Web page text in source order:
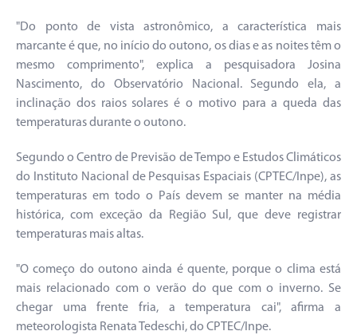
"Do ponto de vista astronômico, a característica mais
marcante é que, no início do outono, os dias e as noites têm o
mesmo comprimento", explica a pesquisadora Josina
Nascimento, do Observatório Nacional. Segundo ela, a
inclinação dos raios solares é o motivo para a queda das
temperaturas durante o outono.
Segundo o Centro de Previsão de Tempo e Estudos Climáticos
do Instituto Nacional de Pesquisas Espaciais (CPTEC/Inpe), as
temperaturas em todo o País devem se manter na média
histórica, com exceção da Região Sul, que deve registrar
temperaturas mais altas.
"O começo do outono ainda é quente, porque o clima está
mais relacionado com o verão do que com o inverno. Se
chegar uma frente fria, a temperatura cai", afirma a
meteorologista Renata Tedeschi, do CPTEC/Inpe.